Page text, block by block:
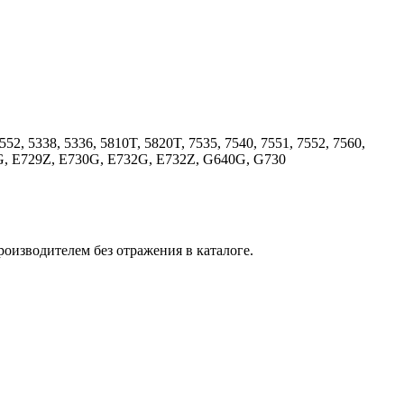
5338, 5336, 5810T, 5820T, 7535, 7540, 7551, 7552, 7560,
E729Z, E730G, E732G, E732Z, G640G, G730
без отражения в каталоге.